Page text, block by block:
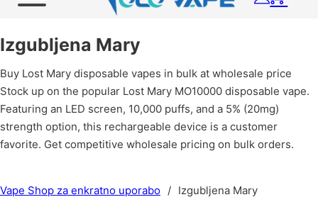
Izgubljena Mary
Buy Lost Mary disposable vapes in bulk at wholesale price
Stock up on the popular Lost Mary MO10000 disposable vape.
Featuring an LED screen, 10,000 puffs, and a 5% (20mg)
strength option, this rechargeable device is a customer
favorite. Get competitive wholesale pricing on bulk orders.
Vape Shop za enkratno uporabo / Izgubljena Mary